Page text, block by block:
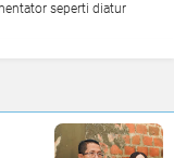
seperti diatur